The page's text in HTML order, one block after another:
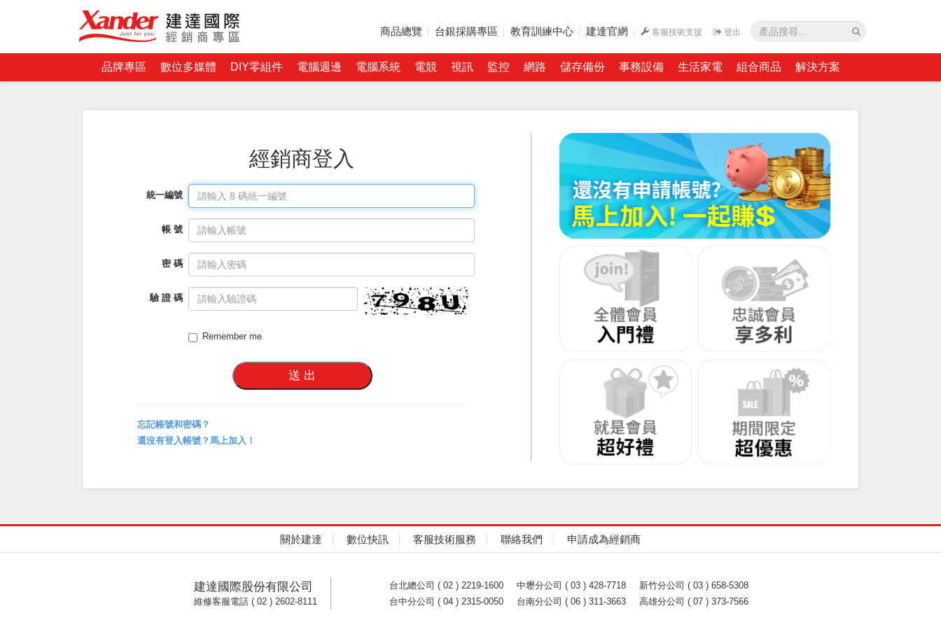
商品總覽 台銀採購專區 教育訓練中心 建達官網 客服技術支援 登出
品牌專區 數位多媒體 DIY零組件 電腦週邊 電腦系統 電競 視訊 監控 網路 儲存備份 事務設備 生活家電 組合商品 解決方案
經銷商登入
統一編號
帳 號
密 碼
驗 證 碼
Remember me
忘記帳號和密碼？
還沒有登入帳號？馬上加入！
關於建達 數位快訊 客服技術服務 聯絡我們 申請成為經銷商
建達國際股份有限公司
維修客服電話 ( 02 ) 2602-8111
台北總公司 ( 02 ) 2219-1600 中壢分公司 ( 03 ) 428-7718
新竹分公司 ( 03 ) 658-5308
台中分公司 ( 04 ) 2315-0050
台南分公司 ( 06 ) 311-3663 高雄分公司 ( 07 ) 373-7566